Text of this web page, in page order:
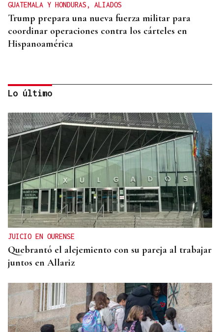
GUATEMALA Y HONDURAS, ALIADOS
Trump prepara una nueva fuerza militar para
coordinar operaciones contra los cárteles en
Hispanoamérica
ASESINÓ A SU ABUELO
Un tiroteo escolar en Tailandia deja al menos 6
muertos y 15 heridos
Lo último
JUICIO EN OURENSE
Quebrantó el alejemiento con su pareja al trabajar
juntos en Allariz